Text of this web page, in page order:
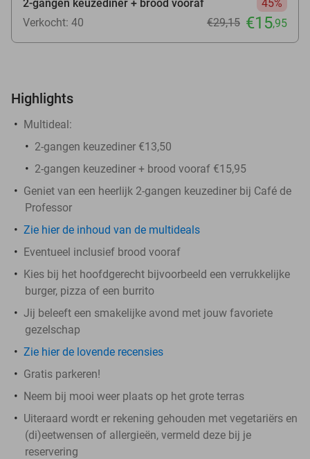
2-gangen keuzediner + brood vooraf
45%
Verkocht: 40
€29,15 €15,95
Highlights
Multideal:
2-gangen keuzediner €13,50
2-gangen keuzediner + brood vooraf €15,95
Geniet van een heerlijk 2-gangen keuzediner bij Café de
Professor
Zie hier de inhoud van de multideals
Eventueel inclusief brood vooraf
Kies bij het hoofdgerecht bijvoorbeeld een verrukkelijke
burger, pizza of een burrito
Jij beleeft een smakelijke avond met jouw favoriete
gezelschap
Zie hier de lovende recensies
Gratis parkeren!
Neem bij mooi weer plaats op het grote terras
Uiteraard wordt er rekening gehouden met vegetariërs en
(di)eetwensen of allergieën, vermeld deze bij je
reservering